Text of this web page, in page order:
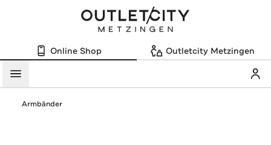
Online Shop Outletcity Metzingen
Menü
Armbänder